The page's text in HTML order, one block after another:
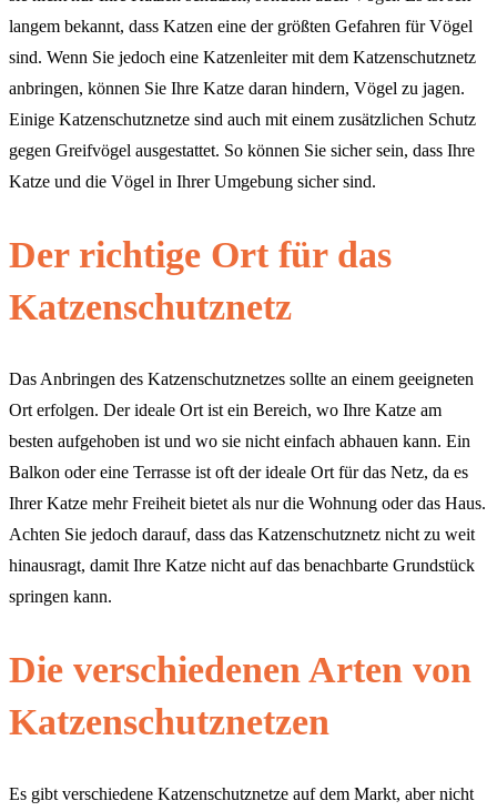
langem bekannt, dass Katzen eine der größten Gefahren für Vögel
sind. Wenn Sie jedoch eine Katzenleiter mit dem Katzenschutznetz
anbringen, können Sie Ihre Katze daran hindern, Vögel zu jagen.
Einige Katzenschutznetze sind auch mit einem zusätzlichen Schutz
gegen Greifvögel ausgestattet. So können Sie sicher sein, dass Ihre
Katze und die Vögel in Ihrer Umgebung sicher sind.
Der richtige Ort für das
Katzenschutznetz
Das Anbringen des Katzenschutznetzes sollte an einem geeigneten
Ort erfolgen. Der ideale Ort ist ein Bereich, wo Ihre Katze am
besten aufgehoben ist und wo sie nicht einfach abhauen kann. Ein
Balkon oder eine Terrasse ist oft der ideale Ort für das Netz, da es
Ihrer Katze mehr Freiheit bietet als nur die Wohnung oder das Haus.
Achten Sie jedoch darauf, dass das Katzenschutznetz nicht zu weit
hinausragt, damit Ihre Katze nicht auf das benachbarte Grundstück
springen kann.
Die verschiedenen Arten von
Katzenschutznetzen
Es gibt verschiedene Katzenschutznetze auf dem Markt, aber nicht